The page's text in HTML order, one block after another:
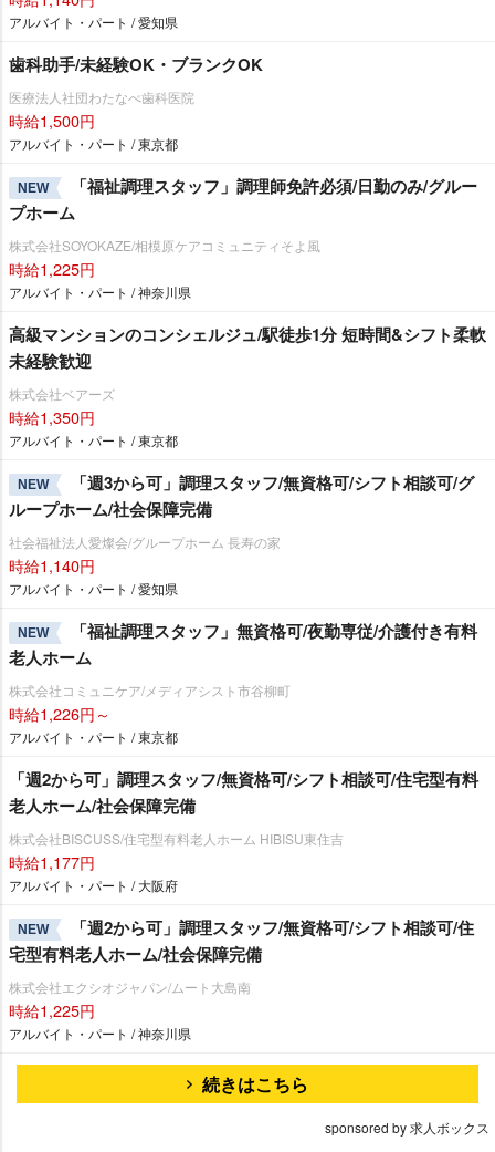
アルバイト・パート / 愛知県
歯科助手/未経験OK・ブランクOK
医療法人社団わたなべ歯科医院
時給1,500円
アルバイト・パート / 東京都
NEW
「福祉調理スタッフ」調理師免許必須/日勤のみ/グルー
プホーム
株式会社SOYOKAZE/相模原ケアコミュニティそよ風
時給1,225円
アルバイト・パート / 神奈川県
高級マンションのコンシェルジュ/駅徒歩1分 短時間&シフト柔軟
未経験歓迎
株式会社ベアーズ
時給1,350円
アルバイト・パート / 東京都
NEW
「週3から可」調理スタッフ/無資格可/シフト相談可/グ
ループホーム/社会保障完備
社会福祉法人愛燦会/グループホーム 長寿の家
時給1,140円
アルバイト・パート / 愛知県
NEW
「福祉調理スタッフ」無資格可/夜勤専従/介護付き有料
老人ホーム
株式会社コミュニケア/メディアシスト市谷柳町
時給1,226円～
アルバイト・パート / 東京都
「週2から可」調理スタッフ/無資格可/シフト相談可/住宅型有料
老人ホーム/社会保障完備
株式会社BISCUSS/住宅型有料老人ホーム HIBISU東住吉
時給1,177円
アルバイト・パート / 大阪府
NEW
「週2から可」調理スタッフ/無資格可/シフト相談可/住
宅型有料老人ホーム/社会保障完備
株式会社エクシオジャパン/ムート大島南
時給1,225円
アルバイト・パート / 神奈川県
続きはこちら
sponsored by 求人ボックス